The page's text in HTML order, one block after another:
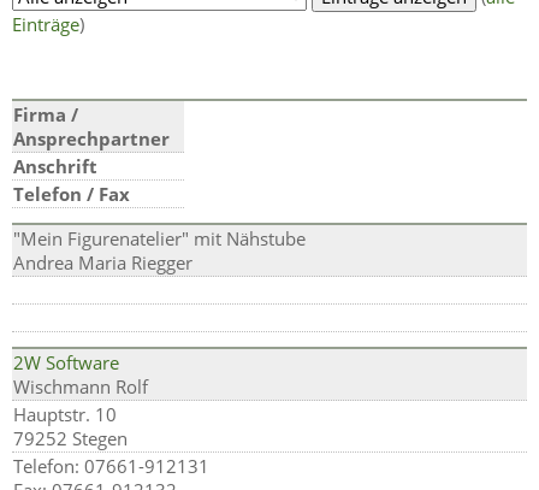
Einträge)
Firma /
Ansprechpartner
Anschrift
Telefon / Fax
"Mein Figurenatelier" mit Nähstube
Andrea Maria Riegger
2W Software
Wischmann Rolf
Hauptstr. 10
79252 Stegen
Telefon: 07661-912131